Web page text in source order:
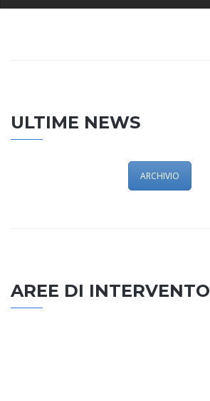
ULTIME NEWS
ARCHIVIO
AREE DI INTERVENTO